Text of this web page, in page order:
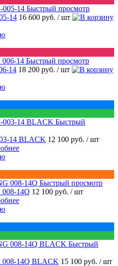
Быстрый просмотр
14 16 600 руб. / шт
Быстрый просмотр
14 18 200 руб. / шт
Быстрый
14 BLACK 12 100 руб. / шт
Быстрый просмотр
14Q 12 100 руб. / шт
Быстрый
008-14Q BLACK 15 100 руб. / шт